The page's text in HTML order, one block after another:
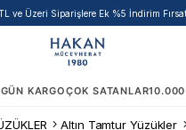
Ayar Ürünlerde Havale/EFT İndirimi
KARGOÇOK SATANLAR
Altın Tamtur Yüzükler